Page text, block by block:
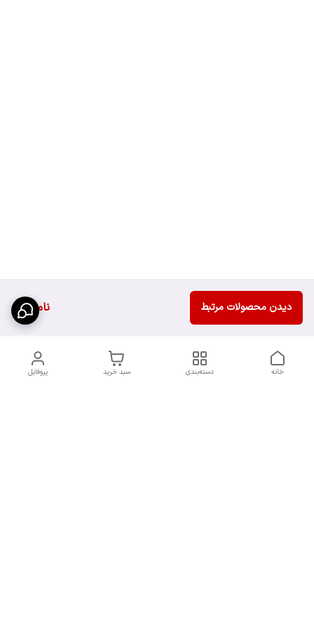
ناموجود دیدن محصولات مرتبط
پروفایل سبد خرید دسته‌بندی خانه